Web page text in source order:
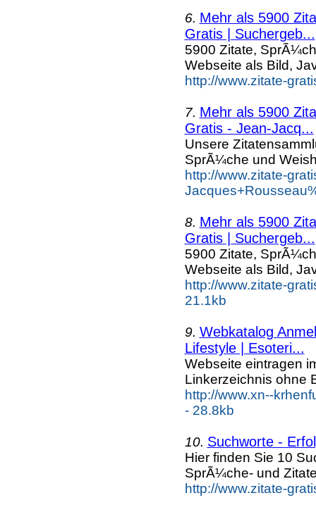
6. Mehr als 5900
Gratis | Suchergeb...
5900 Zitate,
Webseite als Bild,
http://www.zitate-
7. Mehr als 5900
Gratis - Jean-Jacq...
Unsere
SprÃ¼che und
http://www.zitate-
8. Mehr als 5900
Gratis | Suchergeb...
5900 Zitate,
Webseite als Bild,
http://www.zitate-
21.1kb
9. Webkatalog
Lifestyle | Esoteri...
Webseite eintragen
Linkerzeichnis ohne
http://www.xn--
- 28.8kb
10. Suchworte -
Hier finden Sie 10
SprÃ¼che- und
http://www.zitate-